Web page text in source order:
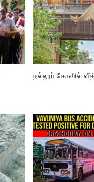
நல்லூர் கோவில்